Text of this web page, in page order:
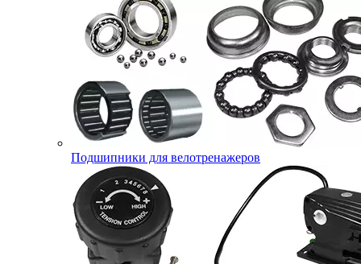
Подшипники для велотренажеров